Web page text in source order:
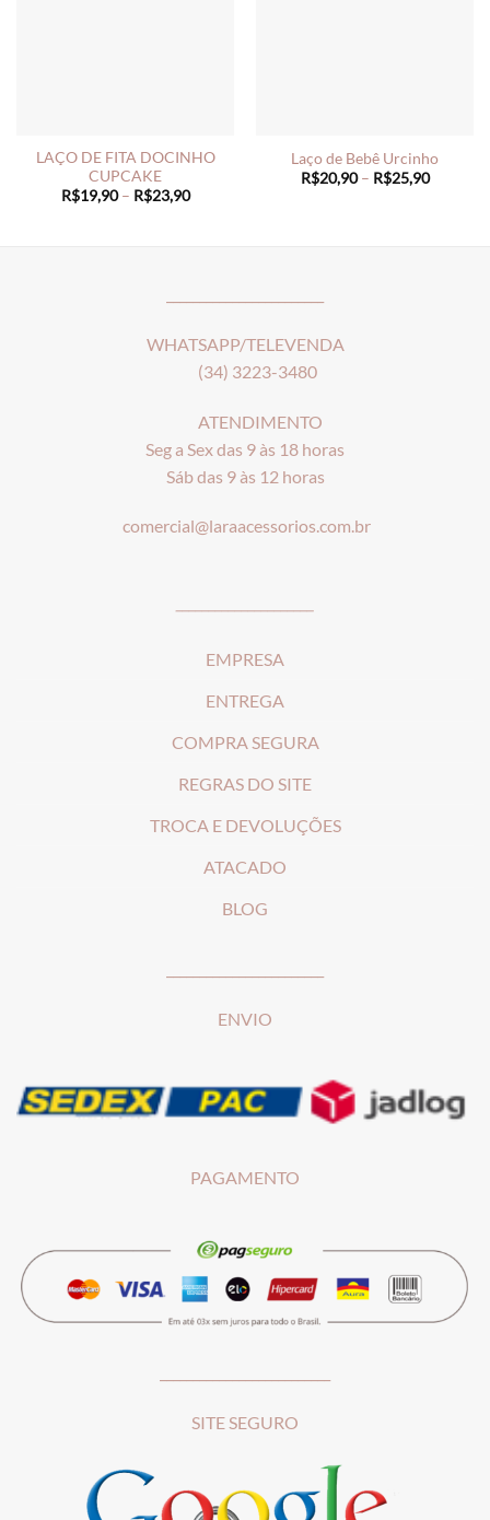
LAÇO DE FITA DOCINHO
CUPCAKE
R$19,90 – R$23,90Price
Laço de Bebê Urcinho
R$20,90 – R$25,90Price
WHATSAPP/TELEVENDA
(34) 3223-3480
ATENDIMENTO
Seg a Sex das 9 às 18 horas
Sáb das 9 às 12 horas
comercial@laraacessorios.com.br
EMPRESA
ENTREGA
COMPRA SEGURA
REGRAS DO SITE
TROCA E DEVOLUÇÕES
ATACADO
BLOG
ENVIO
PAGAMENTO
SITE SEGURO